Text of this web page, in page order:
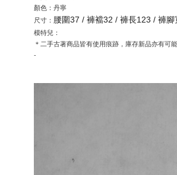
顏色：丹寧
尺寸： 腰圍37 / 褲襠32 / 褲長123 / 褲腳
模特兒：
＊二手古著商品皆有使用痕跡，庫存新品亦有可
-